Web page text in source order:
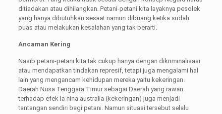
ditiadakan atau dihilangkan. Petani-petani kita layaknya pesolek
yang hanya dibutuhkan sesaat namun dibuang ketika sudah
puas atau melakukan kesalahan yang tak berarti.
Ancaman Kering
Nasib petani-petani kita tak cukup hanya dengan dikriminalisasi
atau mendapatkan tindakan represif, tetapi juga mengalami hal
lain yang mengancam kehidupan mereka yaitu kekeringan.
Daerah Nusa Tenggara Timur sebagai Daerah yang rawan
terhadap efek la nina australia (kekeringan) juga menjadi
tantangan sendiri bagi petani. Namun situasi tersebut selalu